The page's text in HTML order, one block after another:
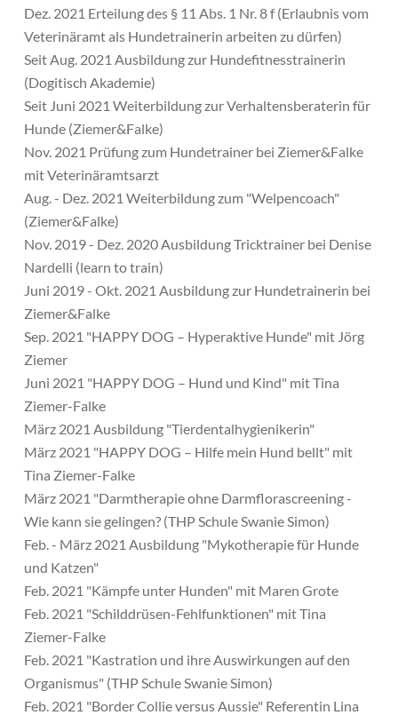
Dez. 2021 Erteilung des § 11 Abs. 1 Nr. 8 f (Erlaubnis vom
Veterinäramt als Hundetrainerin arbeiten zu dürfen)
Seit Aug. 2021 Ausbildung zur Hundefitnesstrainerin
(Dogitisch Akademie)
Seit Juni 2021 Weiterbildung zur Verhaltensberaterin für
Hunde (Ziemer&Falke)
Nov. 2021 Prüfung zum Hundetrainer bei Ziemer&Falke
mit Veterinäramtsarzt
Aug. - Dez. 2021 Weiterbildung zum "Welpencoach"
(Ziemer&Falke)
Nov. 2019 - Dez. 2020 Ausbildung Tricktrainer bei Denise
Nardelli (learn to train)
Juni 2019 - Okt. 2021 Ausbildung zur Hundetrainerin bei
Ziemer&Falke
Sep. 2021 "HAPPY DOG – Hyperaktive Hunde" mit Jörg
Ziemer
Juni 2021 "HAPPY DOG – Hund und Kind" mit Tina
Ziemer-Falke
März 2021 Ausbildung "Tierdentalhygienikerin"
März 2021 "HAPPY DOG – Hilfe mein Hund bellt" mit
Tina Ziemer-Falke
März 2021 "Darmtherapie ohne Darmflorascreening -
Wie kann sie gelingen? (THP Schule Swanie Simon)
Feb. - März 2021 Ausbildung "Mykotherapie für Hunde
und Katzen"
Feb. 2021 "Kämpfe unter Hunden" mit Maren Grote
Feb. 2021 "Schilddrüsen-Fehlfunktionen" mit Tina
Ziemer-Falke
Feb. 2021 "Kastration und ihre Auswirkungen auf den
Organismus" (THP Schule Swanie Simon)
Feb. 2021 "Border Collie versus Aussie" Referentin Lina